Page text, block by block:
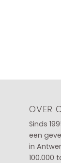
OVER
Sinds
een
in
100.000